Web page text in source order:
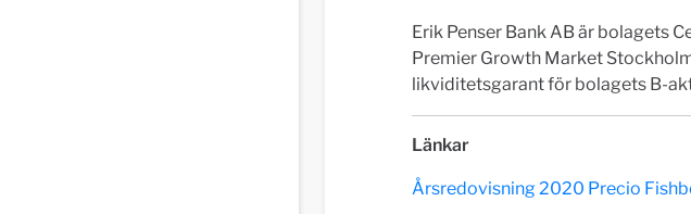
Erik Penser Bank AB är bolagets
Premier Growth Market
likviditetsgarant för bolagets B-
Länkar
Årsredovisning 2020 Precio